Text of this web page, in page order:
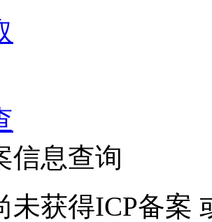
信息查询
未获得ICP备案